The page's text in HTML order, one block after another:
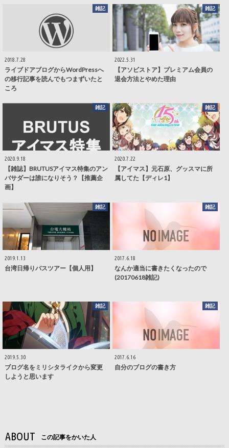
雑記
2018.7.28
ライブドアブログからWordPressへ
の移行記事を読んでもつまずいたと
ころ
雑記
2022.5.31
【アソビストア】プレミアム会員の
退会方法とやめた理由
雑記
2020.9.18
【雑誌】BRUTUSアイマス特集のアン
バサダーは誰になりそう？【推薦企
画】
雑記
2020.7.22
【アイマス】元石原、グッスマに所
属してた【ディレ1】
雑記
2019.1.13
台湾日帰りバスツアー【個人用】
雑記
2017.6.18
なんか適当に書きたくなったので
(20170618雑記)
雑記
2019.5.30
ブログ名をミリシタライクから変更
しようと思います
雑記
2017.6.16
自分のブログの書き方
ABOUT この記事をかいた人